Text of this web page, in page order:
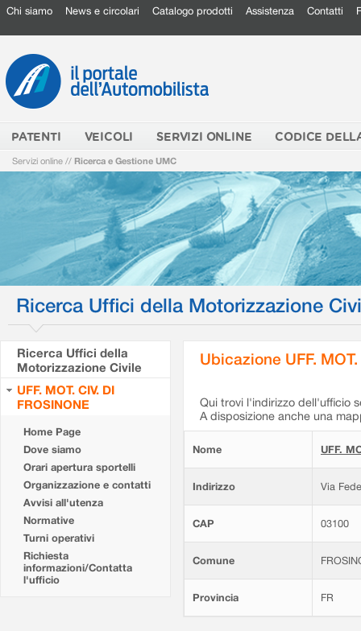
Chi siamo News e circolari Catalogo prodotti Assistenza Contatti
PATENTI VEICOLI SERVIZI ONLINE CODICE
Servizi online // Ricerca e Gestione UMC
Ricerca Uffici della Motorizzazione
Ricerca Uffici della
Motorizzazione Civile
UFF. MOT. CIV. DI
FROSINONE
Home Page
Dove siamo
Orari apertura sportelli
Organizzazione e contatti
Avvisi all'utenza
Normative
Turni operativi
Richiesta
informazioni/Contatta
l'ufficio
Ubicazione UFF.
Qui trovi l'indirizzo dell'ufficio
A disposizione anche una
Nome UFF.
Indirizzo Via
CAP 03100
Comune
Provincia FR